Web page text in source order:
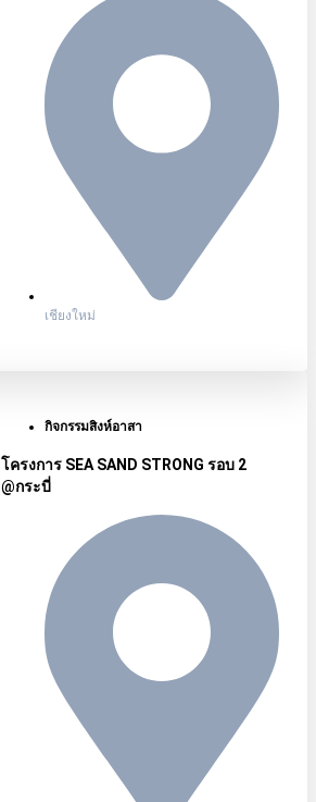
เชียงใหม่
กิจกรรมสิงห์อาสา
โครงการ SEA SAND STRONG รอบ 2
@กระบี่